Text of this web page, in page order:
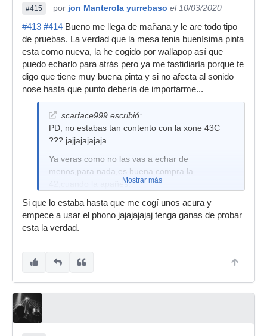
#415 por jon Manterola yurrebaso el 10/03/2020
#413 #414 Bueno me llega de mañana y le are todo tipo
de pruebas. La verdad que la mesa tenia buenísima pinta
esta como nueva, la he cogido por wallapop así que
puedo echarlo para atrás pero ya me fastidiaría porque te
digo que tiene muy buena pinta y si no afecta al sonido
nose hasta que punto debería de importarme...
scarface999 escribió:
PD; no estabas tan contento con la xone 43C
??? jajjajajajaja
Ya veras como no las vas a echar de
menos,para nada,es buena compra la
42,cuando la apañes.Mostrar más
Si que lo estaba hasta que me cogí unos acura y
empece a usar el phono jajajajajaj tenga ganas de probar
esta la verdad.